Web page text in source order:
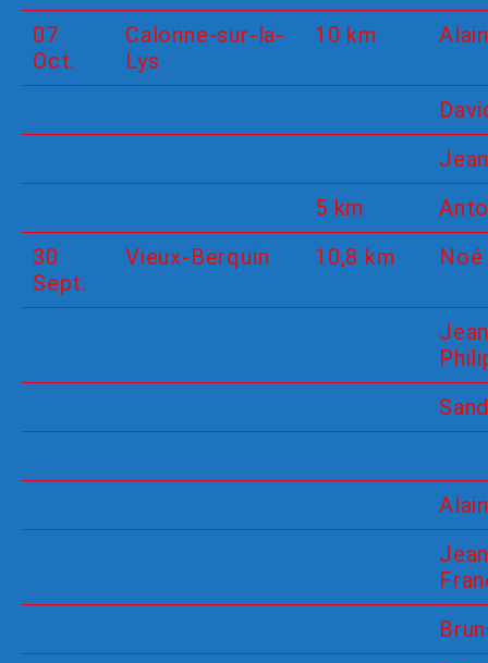
07
Oct.
Calonne-sur-la-
Lys
10 km
5 km
30
Sept.
Vieux-Berquin 10,8 km Noé